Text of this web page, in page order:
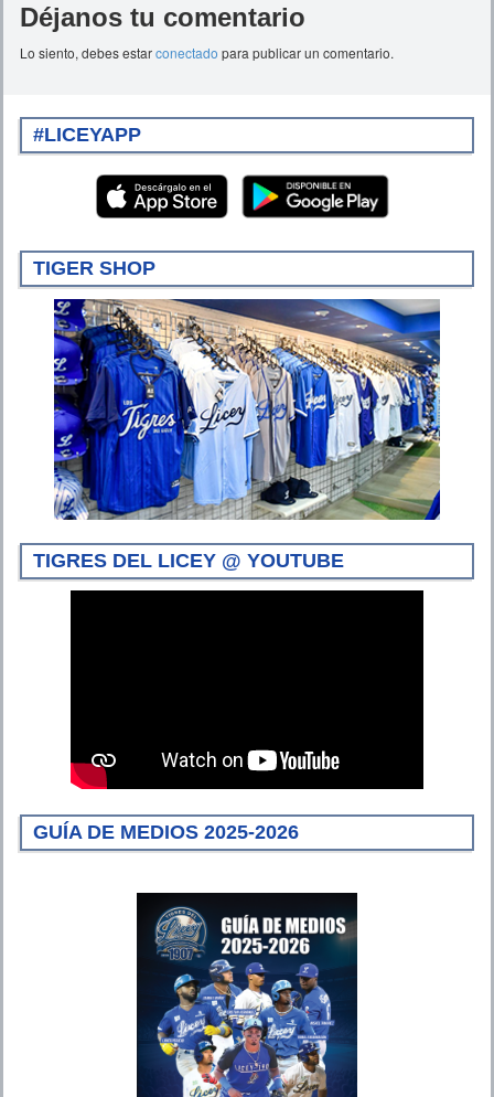
Déjanos tu comentario
Lo siento, debes estarconectado para publicar un comentario.
#LICEYAPP
TIGER SHOP
TIGRES DEL LICEY @ YOUTUBE
GUÍA DE MEDIOS 2025-2026